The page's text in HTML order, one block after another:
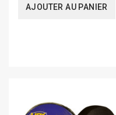
AJOUTER AU PANIER